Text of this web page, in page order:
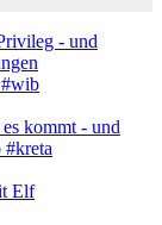
- und
#wib
kommt - und
Elf